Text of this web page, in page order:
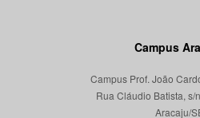
Campus
Campus Prof. João
Rua Cláudio Batista, s/
Aracaju/